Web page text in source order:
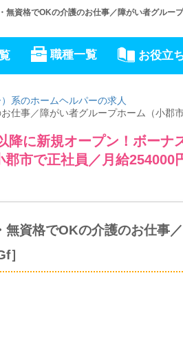
資格でOKの介護のお仕事／障がい者グルー
職種一覧 お役立
系のホームヘルパーの求人
仕事／障がい者グループホーム（小郡
に新規オープン！ボーナ
市で正社員／月給254000
資格でOKの介護のお仕事
］